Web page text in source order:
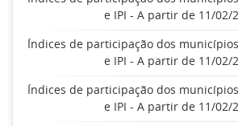
e IPI - A partir de 11/02/
Índices de participação dos
e IPI - A partir de 11/02/
Índices de participação dos
e IPI - A partir de 11/02/